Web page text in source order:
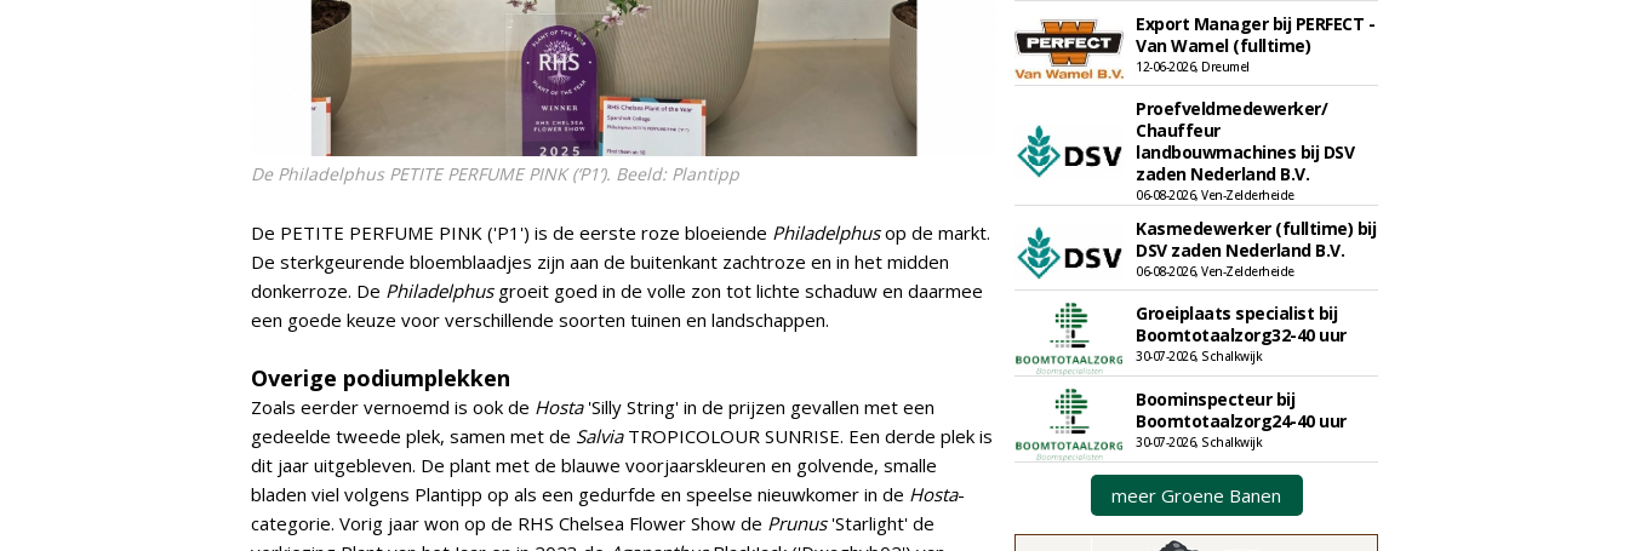
De Philadelphus PETITE PERFUME PINK (‘P1’). Beeld: Plantipp
De PETITE PERFUME PINK ('P1') is de eerste roze bloeiende Philadelphusop de markt.
De sterkgeurende bloemblaadjes zijn aan de buitenkant zachtroze en in het midden
donkerroze. De Philadelphusgroeit goed in de volle zon tot lichte schaduw en daarmee
een goede keuze voor verschillende soorten tuinen en landschappen.
Overige podiumplekken
Zoals eerder vernoemd is ook de Hosta'Silly String' in de prijzen gevallen met een
gedeelde tweede plek, samen met de SalviaTROPICOLOUR SUNRISE. Een derde plek is
dit jaar uitgebleven. De plant met de blauwe voorjaarskleuren en golvende, smalle
bladen viel volgens Plantipp op als een gedurfde en speelse nieuwkomer in de Hosta-
categorie. Vorig jaar won op de RHS Chelsea Flower Show de Prunus'Starlight' de
Export Manager bij PERFECT -
Van Wamel (fulltime)
12-06-2026, Dreumel
Proefveldmedewerker/
Chauffeur
landbouwmachines bij DSV
zaden Nederland B.V.
06-08-2026, Ven-Zelderheide
Kasmedewerker (fulltime) bij
DSV zaden Nederland B.V.
06-08-2026, Ven-Zelderheide
Groeiplaats specialist bij
Boomtotaalzorg32-40 uur
30-07-2026, Schalkwijk
Boominspecteur bij
Boomtotaalzorg24-40 uur
30-07-2026, Schalkwijk
meer Groene Banen